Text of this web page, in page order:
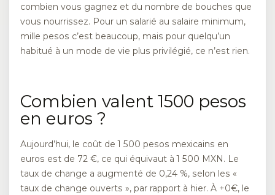
combien vous gagnez et du nombre de bouches que
vous nourrissez. Pour un salarié au salaire minimum,
mille pesos c’est beaucoup, mais pour quelqu’un
habitué à un mode de vie plus privilégié, ce n’est rien.
Combien valent 1500 pesos
en euros ?
Aujourd’hui, le coût de 1 500 pesos mexicains en
euros est de 72 €, ce qui équivaut à 1 500 MXN. Le
taux de change a augmenté de 0,24 %, selon les «
taux de change ouverts », par rapport à hier. À +0€, le